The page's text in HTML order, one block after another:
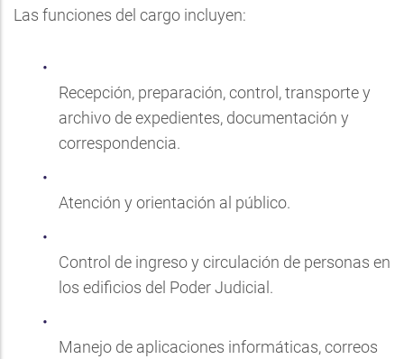
Las funciones del cargo incluyen:
Recepción, preparación, control, transporte y
archivo de expedientes, documentación y
correspondencia.
Atención y orientación al público.
Control de ingreso y circulación de personas en
los edificios del Poder Judicial.
Manejo de aplicaciones informáticas, correos